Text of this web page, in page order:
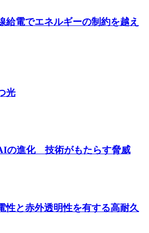
給電でエネルギーの制約を越え
光
の進化 技術がもたらす脅威
性と赤外透明性を有する高耐久